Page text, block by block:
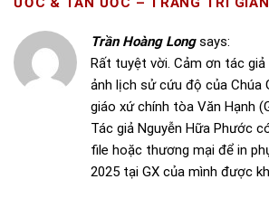
Trần Hoàng Long says:
Rất tuyệt vời. Cảm ơn tác
ảnh lịch sử cứu độ của Chúa
giáo xứ chính tòa Văn Hạnh
Tác giả Nguyễn Hữa Phước
file hoặc thương mại để in
2025 tại GX của mình được